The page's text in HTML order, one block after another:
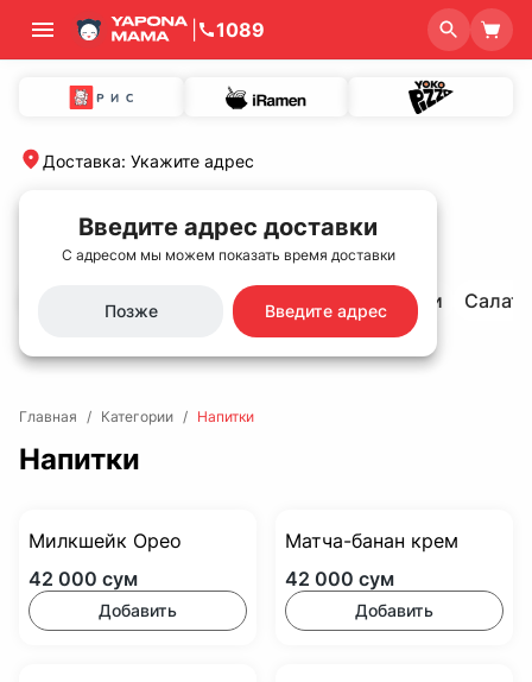
1089
Доставка: Укажите адрес
Хит продаж🌟 Сеты Роллы и суши
Главная / Категории / Напитки
Напитки
Милкшейк Орео
42 000 сум
Добавить
Матча-банан крем
42 000 сум
Добавить
Введите адрес доставки
С адресом мы можем показать время доставки
Позже Введите адрес